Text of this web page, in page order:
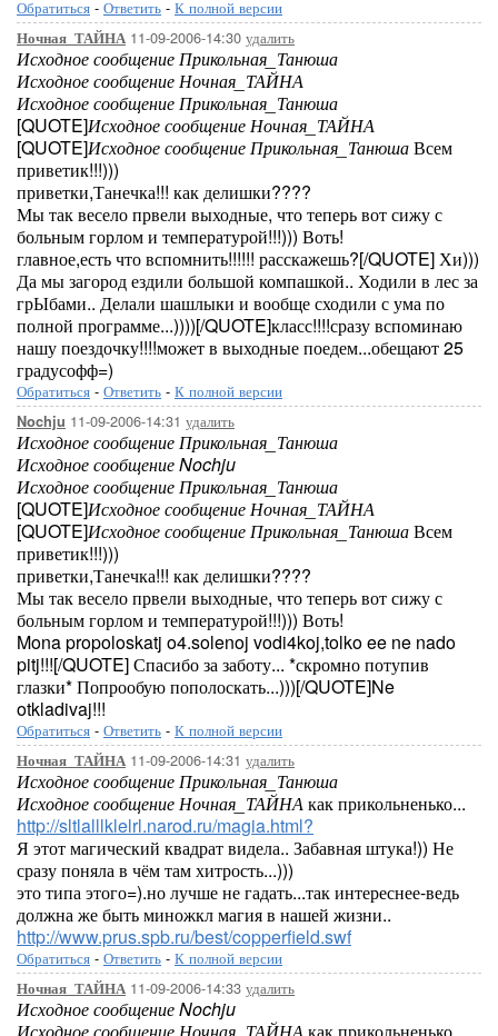
Обратиться - Ответить - К полной версии
Ночная_ТАЙНА 11-09-2006-14:30 удалить
Исходное сообщение Прикольная_Танюша
Исходное сообщение Ночная_ТАЙНА
Исходное сообщение Прикольная_Танюша
[QUOTE]Исходное сообщение Ночная_ТАЙНА
[QUOTE]Исходное сообщение Прикольная_ТанюшаВсем
приветик!!!)))
приветки,Танечка!!! как делишки????
Мы так весело првели выходные, что теперь вот сижу с
больным горлом и температурой!!!))) Воть!
главное,есть что вспомнить!!!!!! расскажешь?[/QUOTE] Хи)))
Да мы загород ездили большой компашкой.. Ходили в лес за
грЫбами.. Делали шашлыки и вообще сходили с ума по
полной программе...))))[/QUOTE]класс!!!!сразу вспоминаю
нашу поездочку!!!!может в выходные поедем...обещают 25
градусофф=)
Обратиться - Ответить - К полной версии
Nochju 11-09-2006-14:31 удалить
Исходное сообщение Прикольная_Танюша
Исходное сообщение Nochju
Исходное сообщение Прикольная_Танюша
[QUOTE]Исходное сообщение Ночная_ТАЙНА
[QUOTE]Исходное сообщение Прикольная_ТанюшаВсем
приветик!!!)))
приветки,Танечка!!! как делишки????
Мы так весело првели выходные, что теперь вот сижу с
больным горлом и температурой!!!))) Воть!
Mona propoloskatj o4.solenoj vodi4koj,tolko ee ne nado
pitj!!![/QUOTE] Спасибо за заботу... *скромно потупив
глазки* Попрообую пополоскать...)))[/QUOTE]Ne
otkladivaj!!!
Обратиться - Ответить - К полной версии
Ночная_ТАЙНА 11-09-2006-14:31 удалить
Исходное сообщение Прикольная_Танюша
Исходное сообщение Ночная_ТАЙНАкак прикольненько...
http://sltlalllklelrl.narod.ru/magia.html?
Я этот магический квадрат видела.. Забавная штука!)) Не
сразу поняла в чём там хитрость...)))
это типа этого=).но лучше не гадать...так интереснее-ведь
должна же быть миножкл магия в нашей жизни..
http://www.prus.spb.ru/best/copperfield.swf
Обратиться - Ответить - К полной версии
Ночная_ТАЙНА 11-09-2006-14:33 удалить
Исходное сообщение Nochju